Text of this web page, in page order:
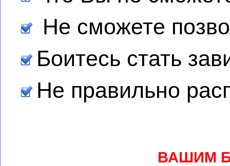
Не сможете
Боитесь стать
Не правильно
ВАШИМ